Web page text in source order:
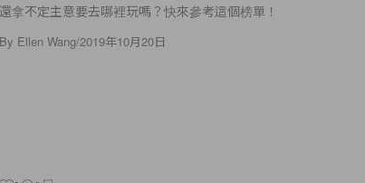
還拿不定主意要去哪裡玩嗎？快來參考這個榜單！
By Ellen Wang/2019年10月20日